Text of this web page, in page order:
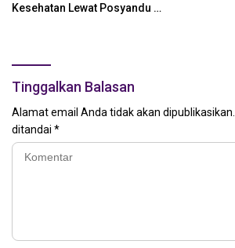
Kesehatan Lewat Posyandu 6
Tinggalkan Balasan
Alamat email Anda tidak akan dipublikasikan.
ditandai *